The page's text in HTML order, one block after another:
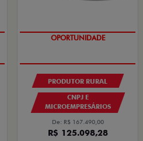
PRODUTOR RURAL
CNPJ E
MICROEMPRESÁRIOS
De: R$ 167.490,00
R$ 125.098,28